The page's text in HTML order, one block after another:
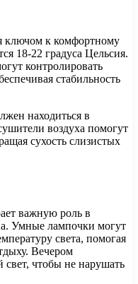
ключом к комфортному
18-22 градуса Цельсия.
контролировать
стабильность
находиться в
воздуха помогут
сухость слизистых
важную роль в
Умные лампочки могут
света, помогая
Вечером
свет, чтобы не нарушать